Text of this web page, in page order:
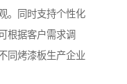
。同时支持个性化
根据客户需求调
同烤漆板生产企业